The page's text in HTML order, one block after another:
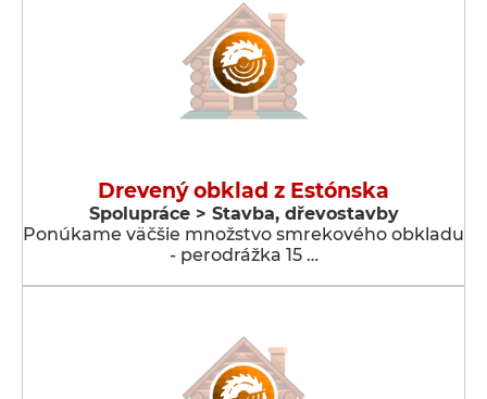
Drevený obklad z Estónska
Spolupráce > Stavba, dřevostavby
Ponúkame väčšie množstvo smrekového obkladu
- perodrážka 15 …